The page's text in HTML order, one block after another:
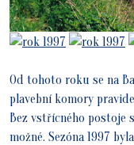
Od tohoto roku se na
plavební komory
Bez vstřícného postoje
možné. Sezóna 1997